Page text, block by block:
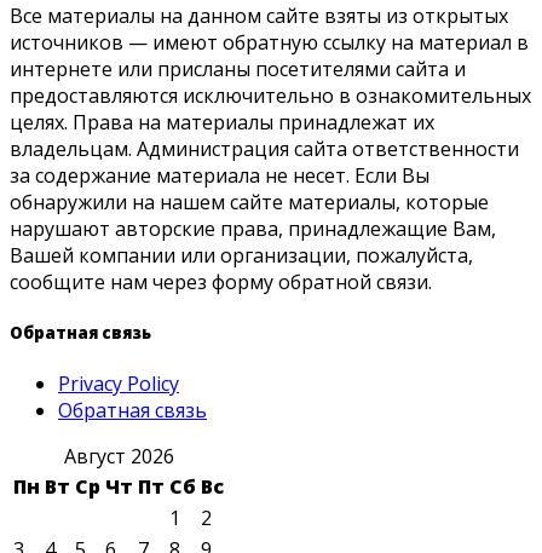
Все материалы на данном сайте взяты из открытых
источников — имеют обратную ссылку на материал в
интернете или присланы посетителями сайта и
предоставляются исключительно в ознакомительных
целях. Права на материалы принадлежат их
владельцам. Администрация сайта ответственности
за содержание материала не несет. Если Вы
обнаружили на нашем сайте материалы, которые
нарушают авторские права, принадлежащие Вам,
Вашей компании или организации, пожалуйста,
сообщите нам через форму обратной связи.
Обратная связь
Privacy Policy
Обратная связь
Август 2026
Пн Вт Ср Чт Пт Сб Вс
1
2